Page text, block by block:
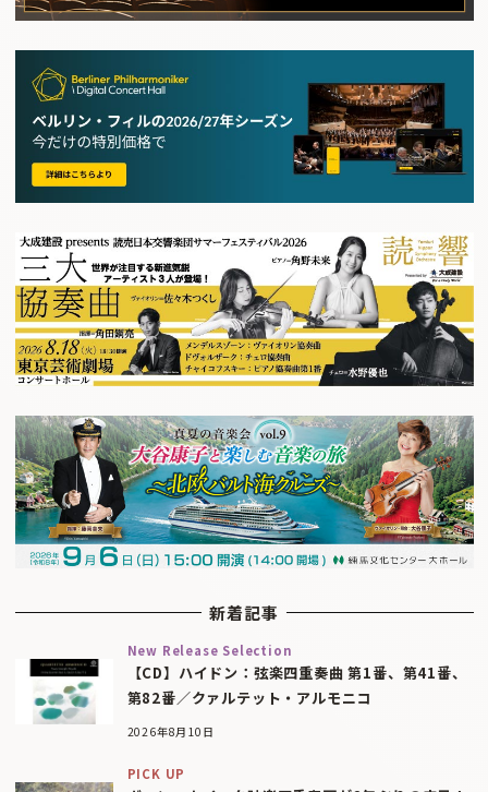
新着記事
New Release Selection
【CD】ハイドン：弦楽四重奏曲 第1番、第41番、
第82番／クァルテット・アルモニコ
2026年8月10日
PICK UP